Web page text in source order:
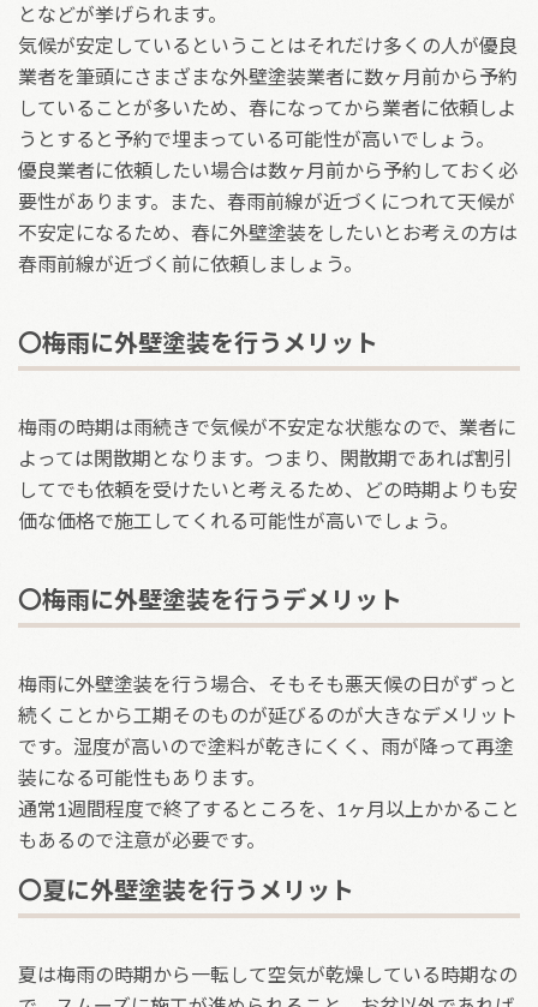
となどが挙げられます。
気候が安定しているということはそれだけ多くの人が優良
業者を筆頭にさまざまな外壁塗装業者に数ヶ月前から予約
していることが多いため、春になってから業者に依頼しよ
うとすると予約で埋まっている可能性が高いでしょう。
優良業者に依頼したい場合は数ヶ月前から予約しておく必
要性があります。また、春雨前線が近づくにつれて天候が
不安定になるため、春に外壁塗装をしたいとお考えの方は
春雨前線が近づく前に依頼しましょう。
〇梅雨に外壁塗装を行うメリット
梅雨の時期は雨続きで気候が不安定な状態なので、業者に
よっては閑散期となります。つまり、閑散期であれば割引
してでも依頼を受けたいと考えるため、どの時期よりも安
価な価格で施工してくれる可能性が高いでしょう。
〇梅雨に外壁塗装を行うデメリット
梅雨に外壁塗装を行う場合、そもそも悪天候の日がずっと
続くことから工期そのものが延びるのが大きなデメリット
です。湿度が高いので塗料が乾きにくく、雨が降って再塗
装になる可能性もあります。
通常1週間程度で終了するところを、1ヶ月以上かかること
もあるので注意が必要です。
〇夏に外壁塗装を行うメリット
夏は梅雨の時期から一転して空気が乾燥している時期なの